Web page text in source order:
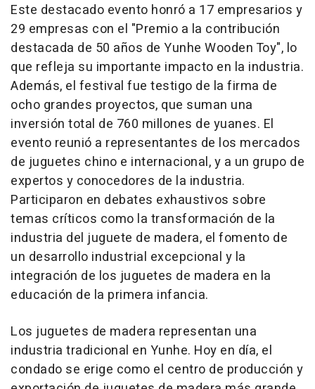
Este destacado evento honró a 17 empresarios y
29 empresas con el "Premio a la contribución
destacada de 50 años de Yunhe Wooden Toy", lo
que refleja su importante impacto en la industria.
Además, el festival fue testigo de la firma de
ocho grandes proyectos, que suman una
inversión total de 760 millones de yuanes. El
evento reunió a representantes de los mercados
de juguetes chino e internacional, y a un grupo de
expertos y conocedores de la industria.
Participaron en debates exhaustivos sobre
temas críticos como la transformación de la
industria del juguete de madera, el fomento de
un desarrollo industrial excepcional y la
integración de los juguetes de madera en la
educación de la primera infancia.
Los juguetes de madera representan una
industria tradicional en Yunhe. Hoy en día, el
condado se erige como el centro de producción y